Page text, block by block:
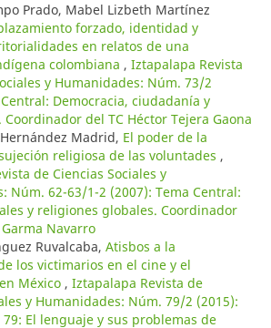
Prado, Mabel Lizbeth Martínez
forzado, identidad y
en relatos de una
colombiana , Iztapalapa Revista
y Humanidades: Núm. 73/2
Democracia, ciudadanía y
del TC Héctor Tejera Gaona
Madrid, El poder de la
religiosa de las voluntades ,
de Ciencias Sociales y
Núm. 62-63/1-2 (2007): Tema Central:
y religiones globales. Coordinador
Navarro
Ruvalcaba, Atisbos a la
los victimarios en el cine y el
México , Iztapalapa Revista de
y Humanidades: Núm. 79/2 (2015):
El lenguaje y sus problemas de